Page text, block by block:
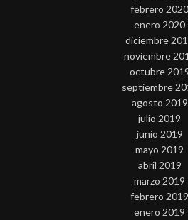
febrero 2020
enero 2020
diciembre
noviembre
octubre
septiembre
agosto 2019
julio 2019
junio 2019
mayo 2019
abril 2019
marzo 2019
febrero 2019
enero 2019